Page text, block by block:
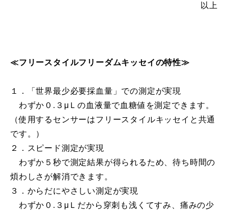
以上
≪フリースタイルフリーダムキッセイの特性≫
１．「世界最少必要採血量」での測定が実現
わずか０.３μＬの血液量で血糖値を測定できます。
（使用するセンサーはフリースタイルキッセイと共通
です。）
２．スピード測定が実現
わずか５秒で測定結果が得られるため、待ち時間の
煩わしさが解消できます。
３．からだにやさしい測定が実現
わずか０.３μＬだから穿刺も浅くてすみ、痛みの少